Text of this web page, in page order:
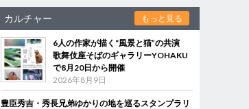
カルチャー もっと見る
6人の作家が描く“風景と猫”の共演
歌舞伎座そばのギャラリーYOHAKU
で8月20日から開催
2026年8月9日
豊臣秀吉・秀長兄弟ゆかりの地を巡るスタンプラリ